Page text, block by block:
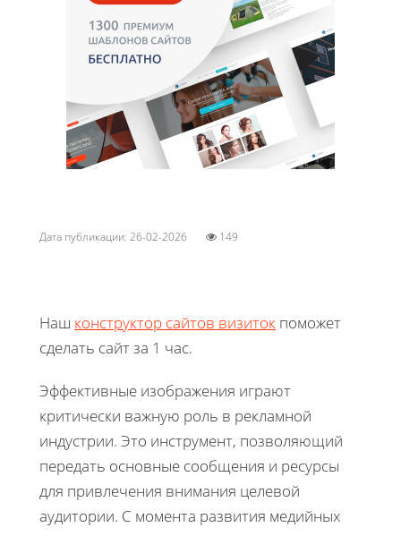
Дата публикации: 26-02-2026 149
Наш конструктор сайтов визиток поможет
сделать сайт за 1 час.
Эффективные изображения играют
критически важную роль в рекламной
индустрии. Это инструмент, позволяющий
передать основные сообщения и ресурсы
для привлечения внимания целевой
аудитории. С момента развития медийных